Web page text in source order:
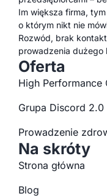
Im większa firma,
o którym nikt nie
Rozwód, brak
prowadzenia dużego
Oferta
High Performance
Grupa Discord 2.0
Prowadzenie
Na skróty
Strona główna
Blog